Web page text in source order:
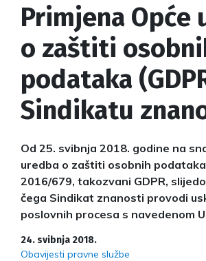
Primjena Opće
o zaštiti
podataka
Sindikatu
Od 25. svibnja 2018. godine na
uredba o zaštiti osobnih podataka
2016/679, takozvani GDPR,
čega Sindikat znanosti provodi
poslovnih procesa s navedenom
24. svibnja 2018.
Obavijesti pravne službe